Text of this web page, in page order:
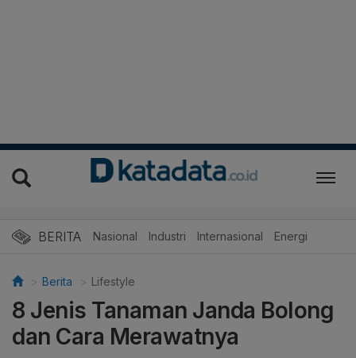
BERITA Nasional Industri Internasional Energi
Berita Lifestyle
8 Jenis Tanaman Janda Bolong
dan Cara Merawatnya